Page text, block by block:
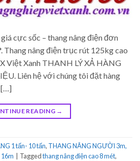
cực sốc – thang nâng điện đơn
Thang nâng điện trục rút 125kg cao
Việt Xanh THANH LÝ XẢ HÀNG
Liên hệ với chúng tôi đặt hàng
[…]
READING →
1 tấn- 10 tấn, THANG NÂNG NGƯỜI 3m,
Taggedthang nâng điện cao 8 mét,